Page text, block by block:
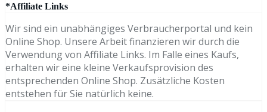
*Affiliate Links
Wir sind ein unabhängiges Verbraucherportal und kein
Online Shop. Unsere Arbeit finanzieren wir durch die
Verwendung von Affiliate Links. Im Falle eines Kaufs,
erhalten wir eine kleine Verkaufsprovision des
entsprechenden Online Shop. Zusätzliche Kosten
entstehen für Sie natürlich keine.